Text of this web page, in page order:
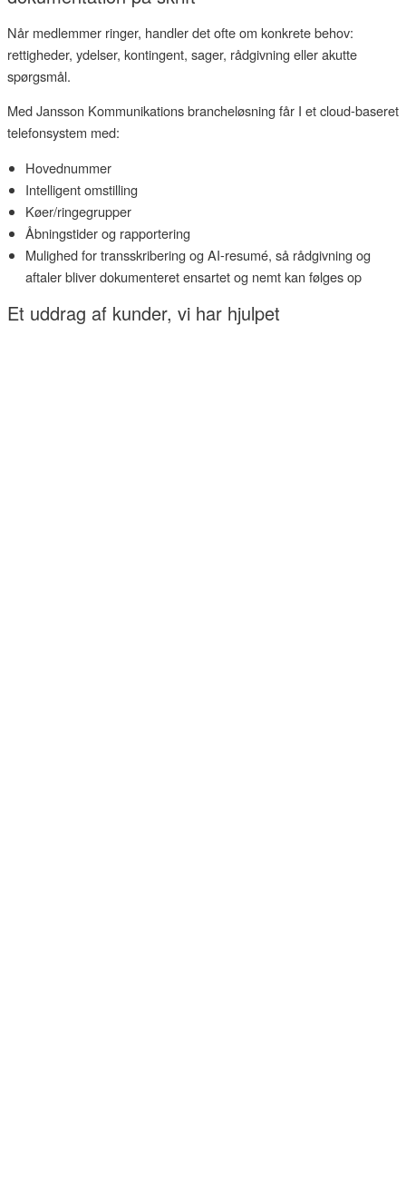
Når medlemmer ringer, handler det ofte om konkrete behov:
rettigheder, ydelser, kontingent, sager, rådgivning eller akutte
spørgsmål.
Med Jansson Kommunikations brancheløsning får I et cloud-baseret
telefonsystem med:
Hovednummer
Intelligent omstilling
Køer/ringegrupper
Åbningstider og rapportering
Mulighed for transskribering og AI-resumé, så rådgivning og
aftaler bliver dokumenteret ensartet og nemt kan følges op
Et uddrag af kunder, vi har hjulpet